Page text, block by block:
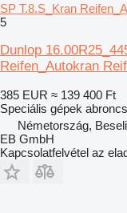
SP T.8.S_Kran
5
Dunlop
Reifen_Autokran
385 EUR ≈ 139 400 Ft
Speciális gépek
Németország,
EB GmbH
Kapcsolatfelvétel az